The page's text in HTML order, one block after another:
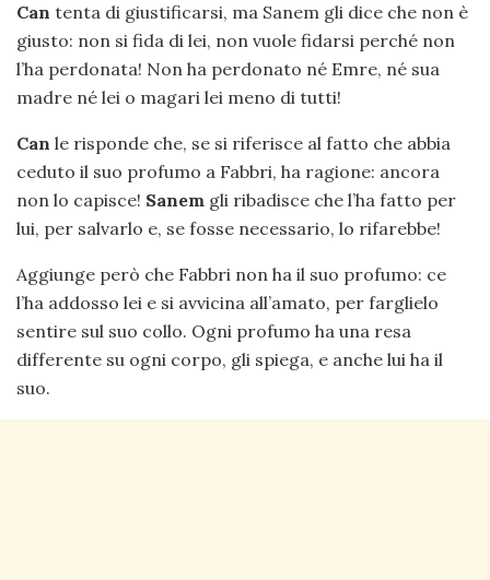
Can tenta di giustificarsi, ma Sanem gli dice che non è
giusto: non si fida di lei, non vuole fidarsi perché non
l’ha perdonata! Non ha perdonato né Emre, né sua
madre né lei o magari lei meno di tutti!
Can le risponde che, se si riferisce al fatto che abbia
ceduto il suo profumo a Fabbri, ha ragione: ancora
non lo capisce! Sanem gli ribadisce che l’ha fatto per
lui, per salvarlo e, se fosse necessario, lo rifarebbe!
Aggiunge però che Fabbri non ha il suo profumo: ce
l’ha addosso lei e si avvicina all’amato, per farglielo
sentire sul suo collo. Ogni profumo ha una resa
differente su ogni corpo, gli spiega, e anche lui ha il
suo.